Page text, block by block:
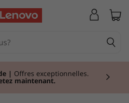
| Offres exceptionnelles.
maintenant.